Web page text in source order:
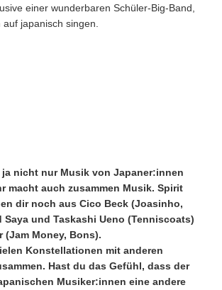
einer wunderbaren Schüler-Big-Band,
japanisch singen.
nicht nur Musik von Japaner:innen
macht auch zusammen Musik. Spirit
dir noch aus Cico Beck (Joasinho,
und Taskashi Ueno (Tenniscoats)
(Jam Money, Bons).
Konstellationen mit anderen
Hast du das Gefühl, dass der
Musiker:innen eine andere